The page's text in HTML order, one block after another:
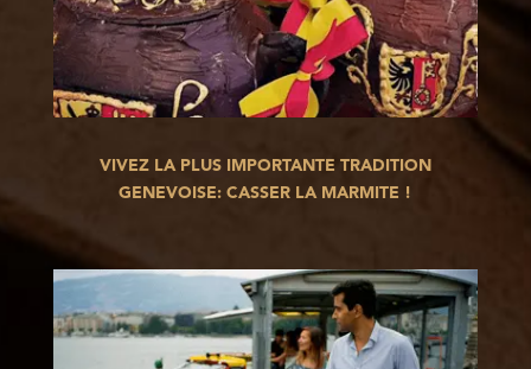
VIVEZ LA PLUS IMPORTANTE TRADITION
GENEVOISE: CASSER LA MARMITE !